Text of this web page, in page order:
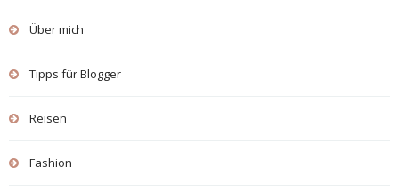
Über mich
Tipps für Blogger
Reisen
Fashion